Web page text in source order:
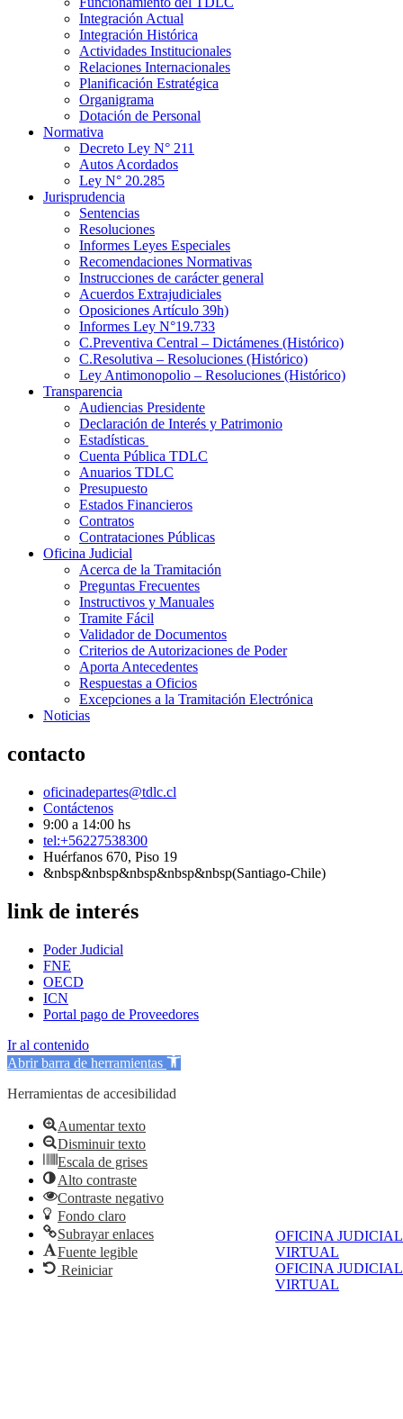
OFICINA JUDICIAL
VIRTUAL
OFICINA JUDICIAL
VIRTUAL
Integración Actual
Integración Histórica
Actividades Institucionales
Relaciones Internacionales
Planificación Estratégica
Organigrama
Dotación de Personal
Normativa
Decreto Ley N° 211
Autos Acordados
Ley N° 20.285
Jurisprudencia
Sentencias
Resoluciones
Informes Leyes Especiales
Recomendaciones Normativas
Instrucciones de carácter general
Acuerdos Extrajudiciales
Oposiciones Artículo 39h)
Informes Ley N°19.733
C.Preventiva Central – Dictámenes (Histórico)
C.Resolutiva – Resoluciones (Histórico)
Ley Antimonopolio – Resoluciones (Histórico)
Transparencia
Audiencias Presidente
Declaración de Interés y Patrimonio
Estadísticas
Cuenta Pública TDLC
Anuarios TDLC
Presupuesto
Estados Financieros
Contratos
Contrataciones Públicas
Oficina Judicial
Acerca de la Tramitación
Preguntas Frecuentes
Instructivos y Manuales
Tramite Fácil
Validador de Documentos
Criterios de Autorizaciones de Poder
Aporta Antecedentes
Respuestas a Oficios
Excepciones a la Tramitación Electrónica
Noticias
contacto
oficinadepartes@tdlc.cl
Contáctenos
9:00 a 14:00 hs
tel:+56227538300
Huérfanos 670, Piso 19
&nbsp&nbsp&nbsp&nbsp&nbsp(Santiago-Chile)
link de interés
Poder Judicial
FNE
OECD
ICN
Portal pago de Proveedores
Ir al contenido
Abrir barra de herramientas
Herramientas de accesibilidad
Aumentar texto
Disminuir texto
Escala de grises
Alto contraste
Contraste negativo
Fondo claro
Subrayar enlaces
Fuente legible
Reiniciar